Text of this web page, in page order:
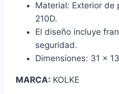
Material: Exterior de
210D.
El diseño incluye
seguridad.
Dimensiones: 31 x
MARCA: KOLKE